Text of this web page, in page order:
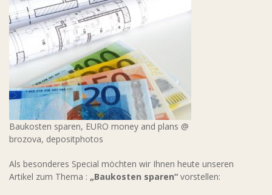
Baukosten sparen, EURO money and plans @
brozova, depositphotos
Als besonderes Special möchten wir Ihnen heute unseren
Artikel zum Thema : „Baukosten sparen“ vorstellen: